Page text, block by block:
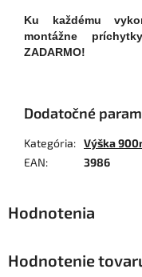
Ku každému
montážne
ZADARMO!
Dodatočné
Kategória: Výška
EAN: 3986
Hodnotenie